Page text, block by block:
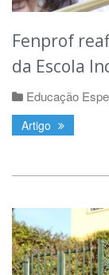
Fenprof
da Escola
Educação
Artigo